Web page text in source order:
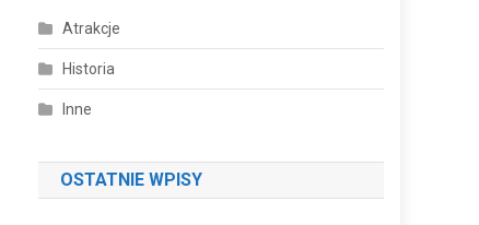
Atrakcje
Historia
Inne
OSTATNIE WPISY